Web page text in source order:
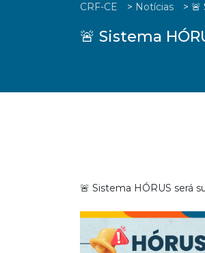
CRF-CE > Notícias > 🚨
🚨 Sistema
🚨 Sistema HÓRUS será